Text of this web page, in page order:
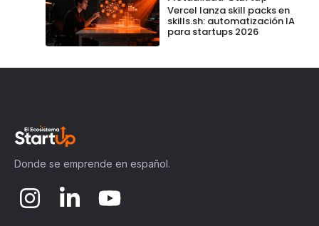
Vercel lanza skill packs en
skills.sh: automatización IA
para startups 2026
Donde se emprende en español.